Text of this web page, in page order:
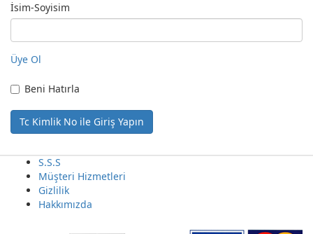
İsim-Soyisim
Üye Ol
Beni Hatırla
S.S.S
Müşteri Hizmetleri
Gizlilik
Hakkımızda